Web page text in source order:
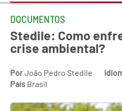
DOCUMENTOS
Stedile: Como
crise ambiental?
PorJoão Pedro Stedile
País Brasil